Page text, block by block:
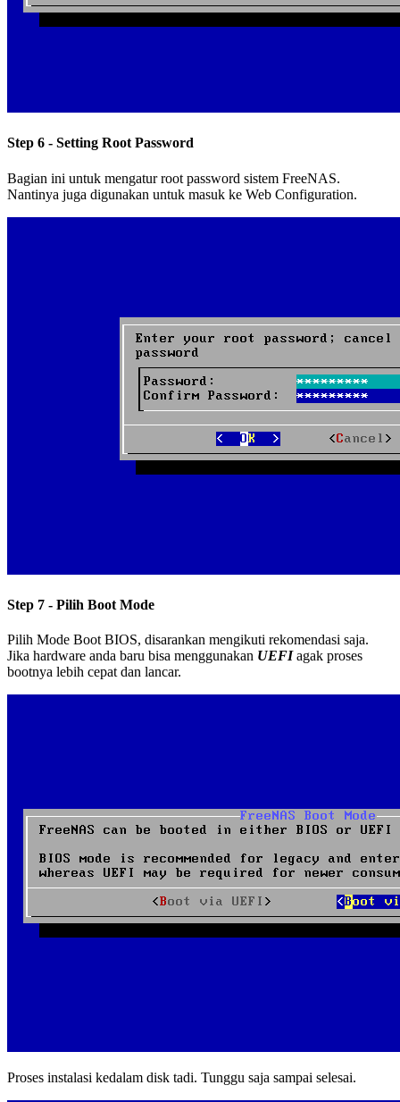
Step 6 - Setting Root Password
Bagian ini untuk mengatur root password sistem FreeNAS.
Nantinya juga digunakan untuk masuk ke Web Configuration.
Step 7 - Pilih Boot Mode
Pilih Mode Boot BIOS, disarankan mengikuti rekomendasi saja.
Jika hardware anda baru bisa menggunakan UEFIagak proses
bootnya lebih cepat dan lancar.
Proses instalasi kedalam disk tadi. Tunggu saja sampai selesai.